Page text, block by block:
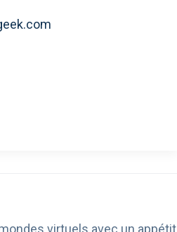
virtuels avec un appétit